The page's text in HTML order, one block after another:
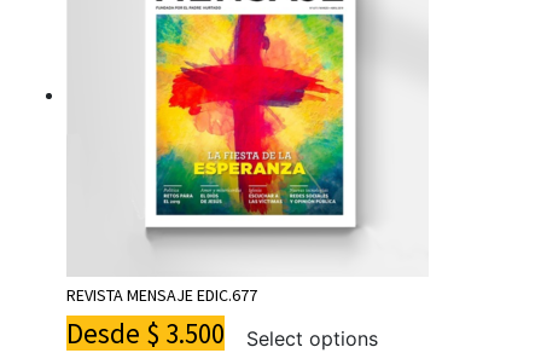
REVISTA MENSAJE EDIC.677
Desde $ 3.500 Select options